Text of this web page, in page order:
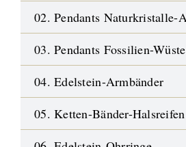
02. Pendants Naturkristalle-
03. Pendants Fossilien-
04. Edelstein-Armbänder
05. Ketten-Bänder-Halsreifen